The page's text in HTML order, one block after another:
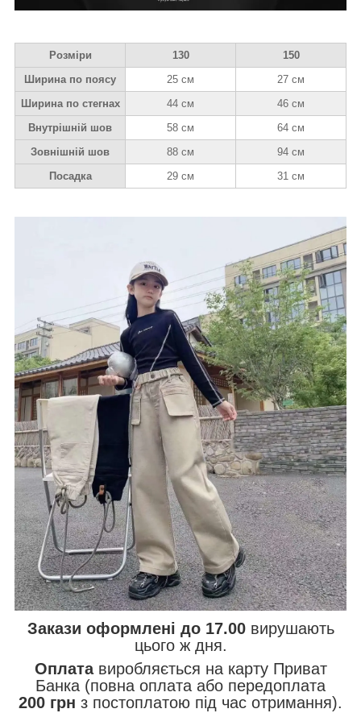
Розміри 130
150
Ширина по поясу
25 см
27 см
Ширина по стегнах
44 см
46 см
Внутрішній шов
58 см
64 см
Зовнішній шов
88 см
94 см
Посадка
29 см 31 см
Закази оформлені до 17.00вирушають
цього ж дня.
Оплатавиробляється на карту Приват
Банка (повна оплата або передоплата
200 грн з постоплатою під час отримання).